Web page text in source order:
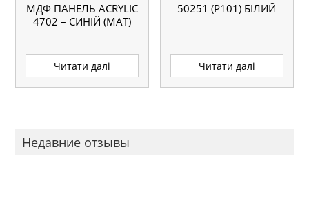
МДФ ПАНЕЛЬ ACRYLIC
4702 – СИНІЙ (МАТ)
Читати далі
50251 (P101) БІЛИЙ
Читати далі
Недавние отзывы